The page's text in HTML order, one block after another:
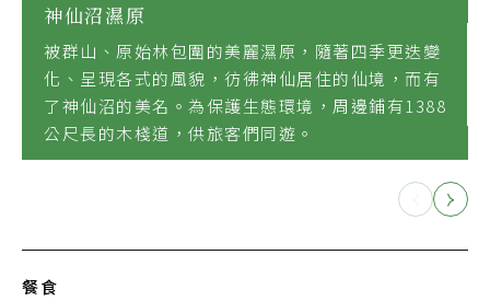
神仙沼濕原
被群山、原始林包圍的美麗濕原，隨著四季更迭變
化、呈現各式的風貌，彷彿神仙居住的仙境，而有
了神仙沼的美名。為保護生態環境，周邊鋪有1388
公尺長的木棧道，供旅客們同遊。
餐食